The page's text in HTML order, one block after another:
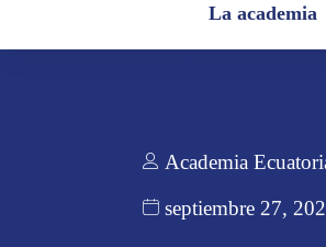
La academia
Academia
septiembre 27,